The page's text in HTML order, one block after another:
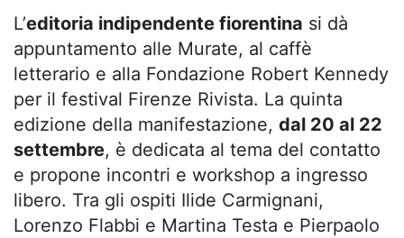
L’editoria indipendente fiorentina si dà
appuntamento alle Murate, al caffè
letterario e alla Fondazione Robert Kennedy
per il festival Firenze Rivista. La quinta
edizione della manifestazione, dal 20 al 22
settembre, è dedicata al tema del contatto
e propone incontri e workshop a ingresso
libero. Tra gli ospiti Ilide Carmignani,
Lorenzo Flabbi e Martina Testa e Pierpaolo